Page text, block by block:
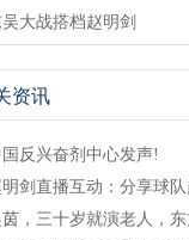
吴大战搭档赵明剑
资讯
反兴奋剂中心发声!
明剑直播互动：分享球
茵，三十岁就演老人，